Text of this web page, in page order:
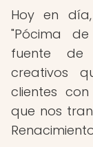
Hoy en
"Pócima
fuente de
creativos
clientes
que nos